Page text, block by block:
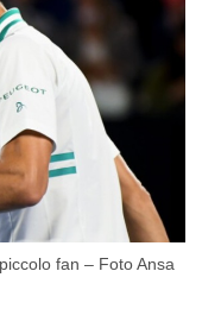
fan – Foto Ansa